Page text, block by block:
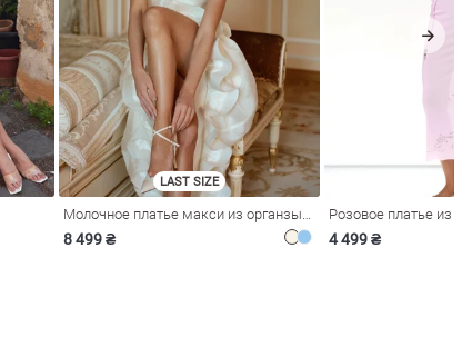
LAST SIZE
Молочное платье макси из органзы с рюшами
8 499 ₴ 4 499 ₴